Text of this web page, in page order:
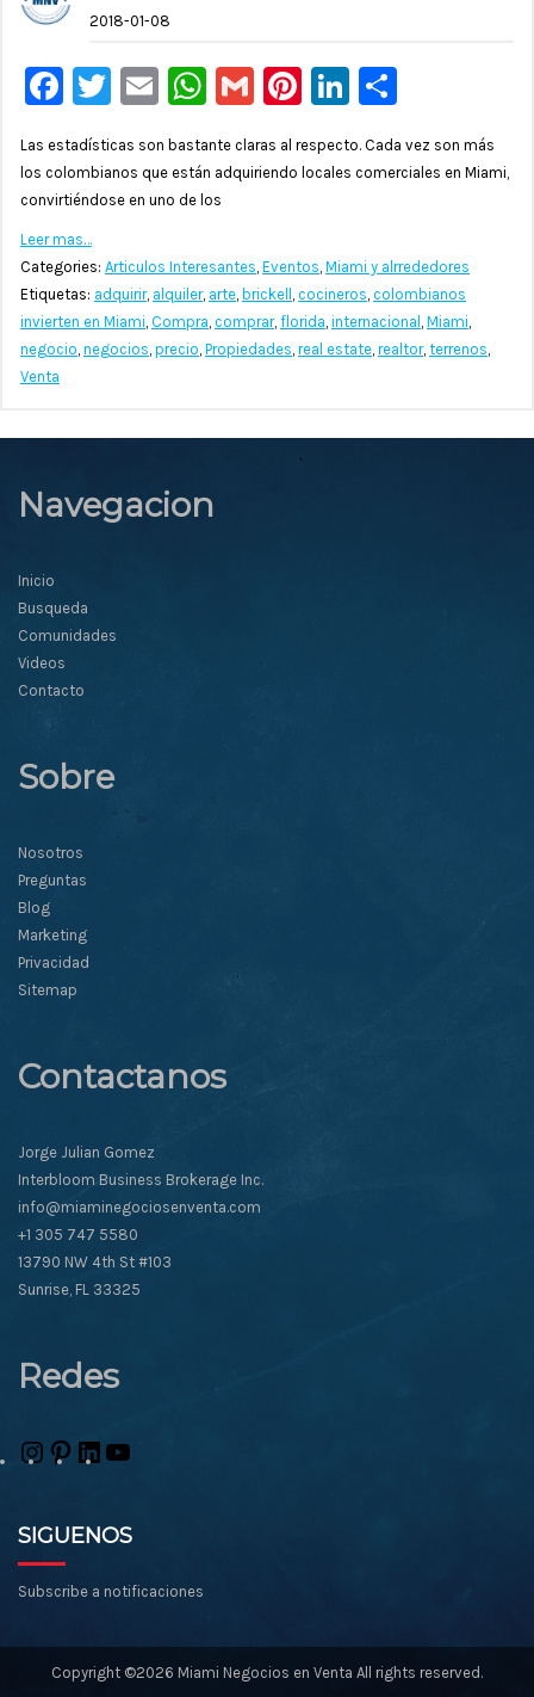
2018-01-08
Facebook
Twitter
EmailWhatsApp
GmailPinterest
LinkedIn
Las estadísticas son bastante claras al respecto. Cada vez son más
los colombianos que están adquiriendo locales comerciales en Miami,
convirtiéndose en uno de los
Leer mas…
Categories: Articulos Interesantes, Eventos, Miami y alrrededores
Etiquetas: adquirir, alquiler, arte, brickell , cocineros, colombianos
invierten en Miami, Compra, comprar, florida, internacional , Miami,
negocio, negocios, precio, Propiedades, real estate, realtor, terrenos,
Venta
Navegacion
Inicio
Busqueda
Comunidades
Videos
Contacto
Sobre
Nosotros
Preguntas
Blog
Marketing
Privacidad
Sitemap
Contactanos
Jorge Julian Gomez
Interbloom Business Brokerage Inc.
info@miaminegociosenventa.com
+1 305 747 5580
13790 NW 4th St #103
Sunrise, FL 33325
Redes
Instagram
PinterestLinkedIn
SIGUENOS
Subscribe a notificaciones
Copyright ©2026 Miami Negocios en Venta All rights reserved.